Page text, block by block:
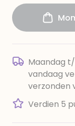
Maandag
vandaag
verzonden
Verdien 5